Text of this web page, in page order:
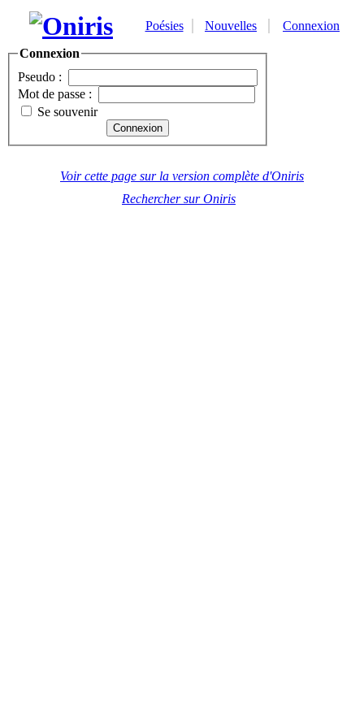
Poésies Nouvelles
Connexion
Connexion
Pseudo :
Mot de passe :
Se souvenir
Voir cette page sur la version complète d'Oniris
Rechercher sur Oniris